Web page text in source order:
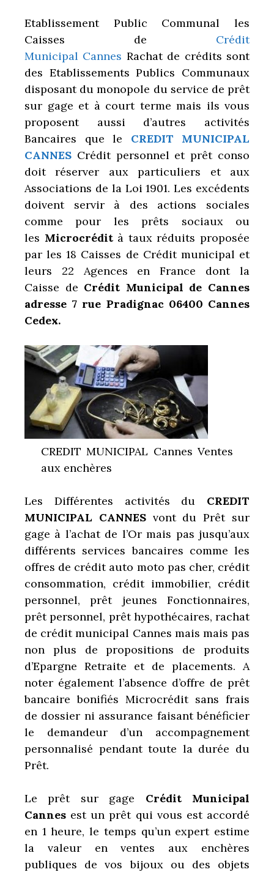
Etablissement Public Communal les
Caisses de Crédit
Municipal Cannes Rachat de crédits sont
des Etablissements Publics Communaux
disposant du monopole du service de prêt
sur gage et à court terme mais ils vous
proposent aussi d’autres activités
Bancaires que le CREDIT MUNICIPAL
CANNES Crédit personnel et prêt conso
doit réserver aux particuliers et aux
Associations de la Loi 1901. Les excédents
doivent servir à des actions sociales
comme pour les prêts sociaux ou
les Microcrédità taux réduits proposée
par les 18 Caisses de Crédit municipal et
leurs 22 Agences en France dont la
Caisse de Crédit Municipal de Cannes
adresse 7 rue Pradignac 06400 Cannes
Cedex.
CREDIT MUNICIPAL Cannes Ventes
aux enchères
Les Différentes activités du CREDIT
MUNICIPAL CANNES vont du Prêt sur
gage à l’achat de l’Or mais pas jusqu’aux
différents services bancaires comme les
offres de crédit auto moto pas cher, crédit
consommation, crédit immobilier, crédit
personnel, prêt jeunes Fonctionnaires,
prêt personnel, prêt hypothécaires, rachat
de crédit municipal Cannes mais mais pas
non plus de propositions de produits
d’Epargne Retraite et de placements. A
noter également l’absence d’offre de prêt
bancaire bonifiés Microcrédit sans frais
de dossier ni assurance faisant bénéficier
le demandeur d’un accompagnement
personnalisé pendant toute la durée du
Prêt.
Le prêt sur gage Crédit Municipal
Cannes est un prêt qui vous est accordé
en 1 heure, le temps qu’un expert estime
la valeur en ventes aux enchères
publiques de vos bijoux ou des objets